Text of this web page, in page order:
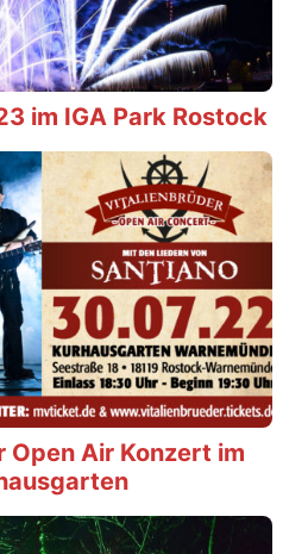
im IGA Park Rostock
Air Konzert im